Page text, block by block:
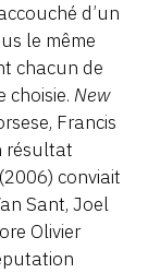
d’un
le même
chacun de
choisie. New
Francis
résultat
(2006) conviait
Sant, Joel
Olivier